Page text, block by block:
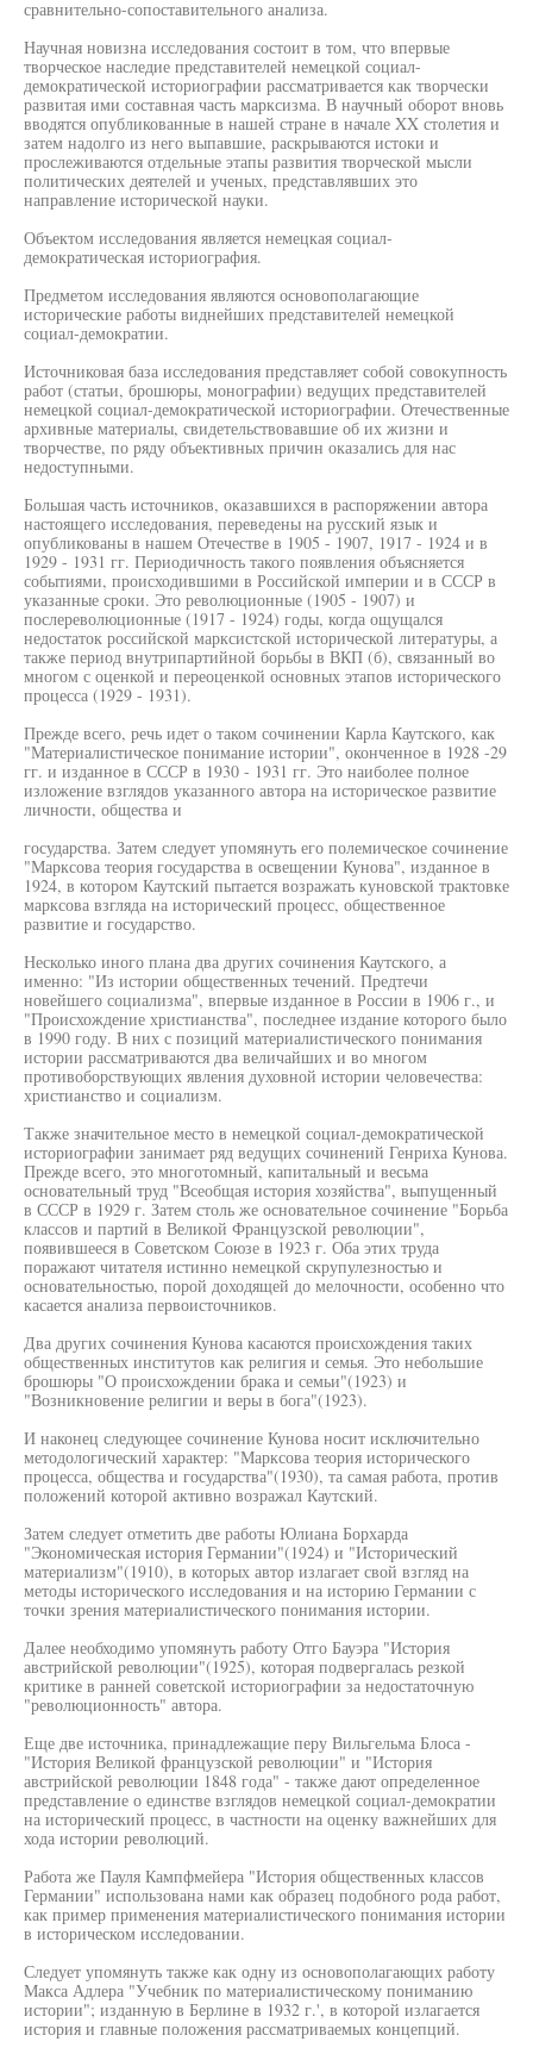
сравнительно-сопоставительного анализа.
Научная новизна исследования состоит в том, что впервые
творческое наследие представителей немецкой социал-
демократической историографии рассматривается как творчески
развитая ими составная часть марксизма. В научный оборот вновь
вводятся опубликованные в нашей стране в начале XX столетия и
затем надолго из него выпавшие, раскрываются истоки и
прослеживаются отдельные этапы развития творческой мысли
политических деятелей и ученых, представлявших это
направление исторической науки.
Объектом исследования является немецкая социал-
демократическая историография.
Предметом исследования являются основополагающие
исторические работы виднейших представителей немецкой
социал-демократии.
Источниковая база исследования представляет собой совокупность
работ (статьи, брошюры, монографии) ведущих представителей
немецкой социал-демократической историографии. Отечественные
архивные материалы, свидетельствовавшие об их жизни и
творчестве, по ряду объективных причин оказались для нас
недоступными.
Большая часть источников, оказавшихся в распоряжении автора
настоящего исследования, переведены на русский язык и
опубликованы в нашем Отечестве в 1905 - 1907, 1917 - 1924 и в
1929 - 1931 гг. Периодичность такого появления объясняется
событиями, происходившими в Российской империи и в СССР в
указанные сроки. Это революционные (1905 - 1907) и
послереволюционные (1917 - 1924) годы, когда ощущался
недостаток российской марксистской исторической литературы, а
также период внутрипартийной борьбы в ВКП (б), связанный во
многом с оценкой и переоценкой основных этапов исторического
процесса (1929 - 1931).
Прежде всего, речь идет о таком сочинении Карла Каутского, как
"Материалистическое понимание истории", оконченное в 1928 -29
гг. и изданное в СССР в 1930 - 1931 гг. Это наиболее полное
изложение взглядов указанного автора на историческое развитие
личности, общества и
государства. Затем следует упомянуть его полемическое сочинение
"Марксова теория государства в освещении Кунова", изданное в
1924, в котором Каутский пытается возражать куновской трактовке
марксова взгляда на исторический процесс, общественное
развитие и государство.
Несколько иного плана два других сочинения Каутского, а
именно: "Из истории общественных течений. Предтечи
новейшего социализма", впервые изданное в России в 1906 г., и
"Происхождение христианства", последнее издание которого было
в 1990 году. В них с позиций материалистического понимания
истории рассматриваются два величайших и во многом
противоборствующих явления духовной истории человечества:
христианство и социализм.
Также значительное место в немецкой социал-демократической
историографии занимает ряд ведущих сочинений Генриха Кунова.
Прежде всего, это многотомный, капитальный и весьма
основательный труд "Всеобщая история хозяйства", выпущенный
в СССР в 1929 г. Затем столь же основательное сочинение "Борьба
классов и партий в Великой Французской революции",
появившееся в Советском Союзе в 1923 г. Оба этих труда
поражают читателя истинно немецкой скрупулезностью и
основательностью, порой доходящей до мелочности, особенно что
касается анализа первоисточников.
Два других сочинения Кунова касаются происхождения таких
общественных институтов как религия и семья. Это небольшие
брошюры "О происхождении брака и семьи"(1923) и
"Возникновение религии и веры в бога"(1923).
И наконец следующее сочинение Кунова носит исключительно
методологический характер: "Марксова теория исторического
процесса, общества и государства"(1930), та самая работа, против
положений которой активно возражал Каутский.
Затем следует отметить две работы Юлиана Борхарда
"Экономическая история Германии"(1924) и "Исторический
материализм"(1910), в которых автор излагает свой взгляд на
методы исторического исследования и на историю Германии с
точки зрения материалистического понимания истории.
Далее необходимо упомянуть работу Отго Бауэра "История
австрийской революции"(1925), которая подвергалась резкой
критике в ранней советской историографии за недостаточную
"революционность" автора.
Еще две источника, принадлежащие перу Вильгельма Блоса -
"История Великой французской революции" и "История
австрийской революции 1848 года" - также дают определенное
представление о единстве взглядов немецкой социал-демократии
на исторический процесс, в частности на оценку важнейших для
хода истории революций.
Работа же Пауля Кампфмейера "История общественных классов
Германии" использована нами как образец подобного рода работ,
как пример применения материалистического понимания истории
в историческом исследовании.
Следует упомянуть также как одну из основополагающих работу
Макса Адлера "Учебник по материалистическому пониманию
истории"; изданную в Берлине в 1932 г.', в которой излагается
история и главные положения рассматриваемых концепций.